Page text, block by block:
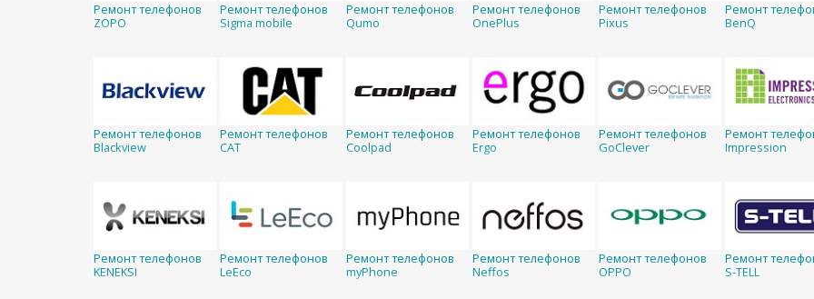
Ремонт телефонов
ZOPO
Ремонт телефонов
Sigma mobile
Ремонт телефонов
Qumo
Ремонт телефонов
OnePlus
Ремонт телефонов
Pixus
Ремонт
BenQ
Ремонт телефонов
Blackview
Ремонт телефонов
CAT
Ремонт телефонов
Coolpad
Ремонт телефонов
Ergo
Ремонт телефонов
GoClever
Ремонт
Impression
Ремонт телефонов
KENEKSI
Ремонт телефонов
LeEco
Ремонт телефонов
myPhone
Ремонт телефонов
Neffos
Ремонт телефонов
OPPO
Ремонт
S-TELL